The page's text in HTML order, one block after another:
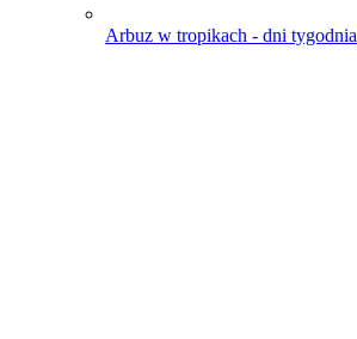
Arbuz w tropikach - dni tygodnia